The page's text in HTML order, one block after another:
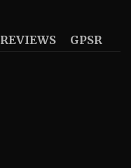
REVIEWS GPSR